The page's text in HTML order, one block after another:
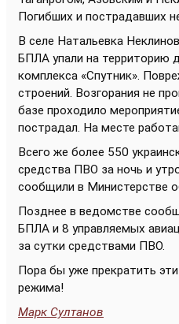
Погибших и пострадавших
В селе Натальевка
БПЛА упали на территорию
комплекса «Спутник».
строений. Возгорания не
базе проходило
пострадал. На месте
Всего же более 550
средства ПВО за ночь и
сообщили в Министерстве
Позднее в ведомстве
БПЛА и 8 управляемых
за сутки средствами ПВО.
Пора бы уже прекратить
режима!
Марк Султанов